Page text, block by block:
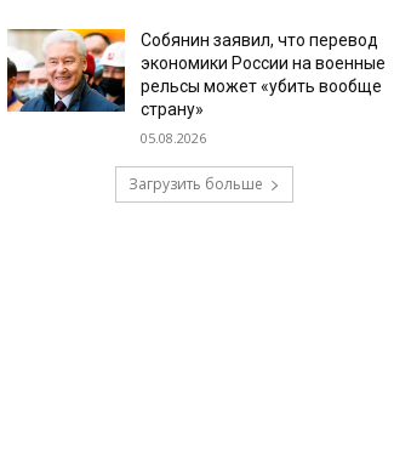
Собянин заявил, что перевод
экономики России на военные
рельсы может «убить вообще
страну»
05.08.2026
Загрузить больше